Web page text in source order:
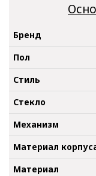
Бренд
Пол
Стиль
Стекло
Механизм
Материал
Материал